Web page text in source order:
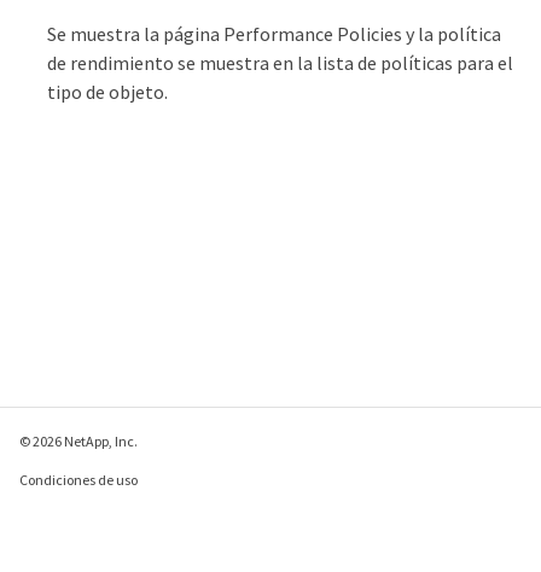
Se muestra la página Performance Policies y la política
de rendimiento se muestra en la lista de políticas para el
tipo de objeto.
© 2026 NetApp, Inc.
Condiciones de uso